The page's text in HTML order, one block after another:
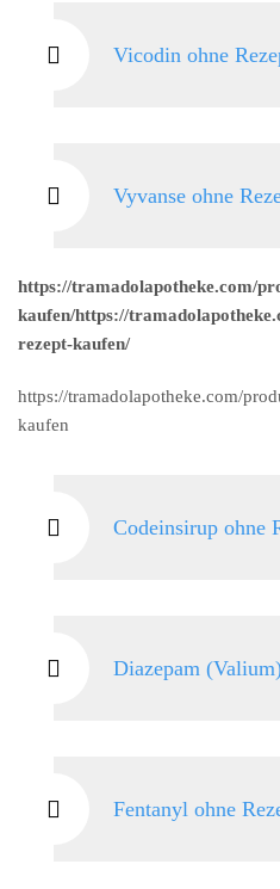
Vicodin ohne
Vyvanse ohne
https://tramadolapotheke.com/
kaufen/https://
rezept-kaufen/
https://tramadolapotheke.com/
kaufen
Codeinsirup ohne
Diazepam
Fentanyl ohne